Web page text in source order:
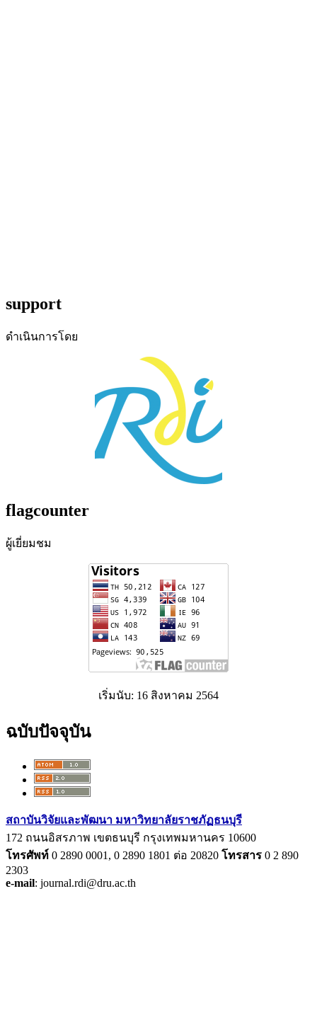
support
ดำเนินการโดย
flagcounter
ผู้เยี่ยมชม
เริ่มนับ: 16 สิงหาคม 2564
ฉบับปัจจุบัน
สถาบันวิจัยและพัฒนา มหาวิทยาลัยราชภัฏธนบุรี
172 ถนนอิสรภาพ เขตธนบุรี กรุงเทพมหานคร 10600
โทรศัพท์ 0 2890 0001, 0 2890 1801 ต่อ 20820 โทรสาร 0 2 890
2303
e-mail: journal.rdi@dru.ac.th